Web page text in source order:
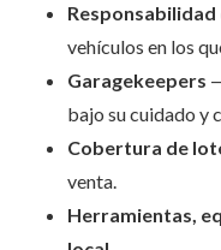
vehículos en los
Garagekeepers
bajo su cuidado y
Cobertura de
venta.
Herramientas,